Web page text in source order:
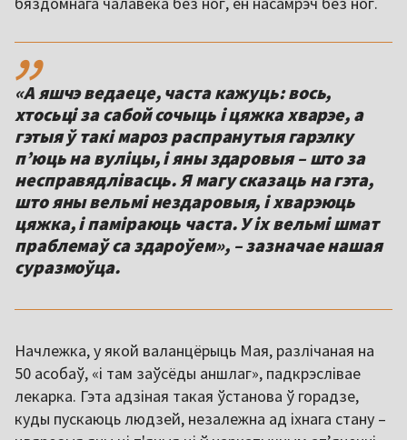
,,
«А яшчэ ведаеце, часта кажуць: вось,
хтосьці за сабой сочыць і цяжка хварэе, а
гэтыя ў такі мароз распранутыя гарэлку
п’юць на вуліцы, і яны здаровыя – што за
несправядлівасць. Я магу сказаць на гэта,
што яны вельмі нездаровыя, і хварэюць
цяжка, і паміраюць часта. У іх вельмі шмат
праблемаў са здароўем», – зазначае нашая
суразмоўца.
Начлежка, у якой валанцёрыць Мая, разлічаная на
50 асобаў, «і там заўсёды аншлаг», падкрэслівае
лекарка. Гэта адзіная такая ўстанова ў горадзе,
куды пускаюць людзей, незалежна ад іхнага стану –